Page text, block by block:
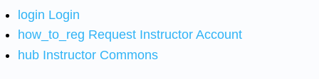
login Login
how_to_reg Request Instructor Account
hub Instructor Commons